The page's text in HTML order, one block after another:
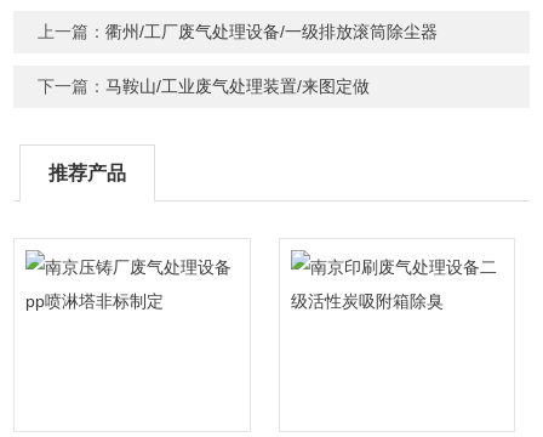
上一篇：衢州/工厂废气处理设备/一级排放滚筒除尘器
下一篇：马鞍山/工业废气处理装置/来图定做
推荐产品